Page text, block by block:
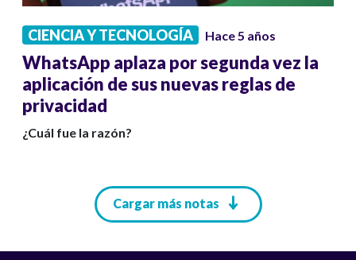
CIENCIA Y TECNOLOGÍA Hace 5 años
WhatsApp aplaza por segunda vez la
aplicación de sus nuevas reglas de
privacidad
¿Cuál fue la razón?
Cargar más notas